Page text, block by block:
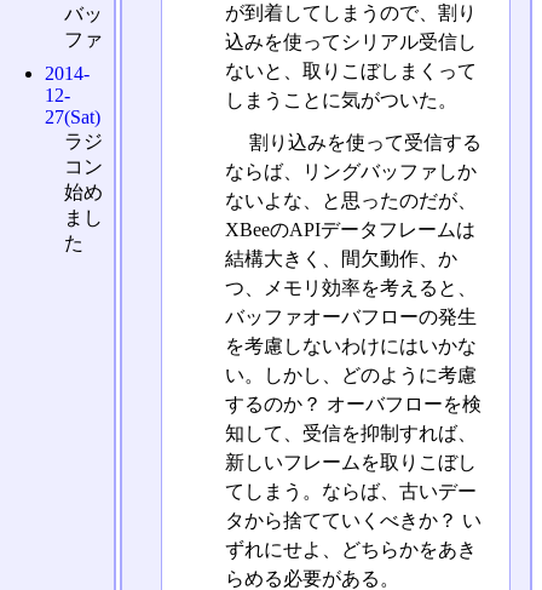
が到着してしまうので、割り
込みを使ってシリアル受信し
ないと、取りこぼしまくって
しまうことに気がついた。
割り込みを使って受信する
ならば、リングバッファしか
ないよな、と思ったのだが、
XBeeのAPIデータフレームは
結構大きく、間欠動作、か
つ、メモリ効率を考えると、
バッファオーバフローの発生
を考慮しないわけにはいかな
い。しかし、どのように考慮
するのか？ オーバフローを検
知して、受信を抑制すれば、
新しいフレームを取りこぼし
てしまう。ならば、古いデー
タから捨てていくべきか？ い
ずれにせよ、どちらかをあき
らめる必要がある。
バッ
ファ
2014-
12-
27(Sat)
ラジ
コン
始め
まし
た